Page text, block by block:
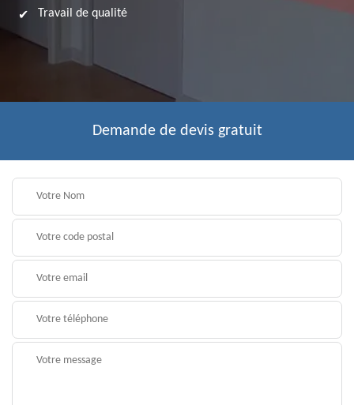
Travail de qualité
Demande de devis gratuit